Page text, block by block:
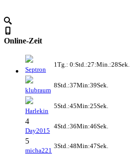
Online-Zeit
Septron
1Tg.: 0:Std.:27:Min.:28Sek.
klubraum
8Std.:37Min:39Sek.
Harlekin
5Std.:45Min:25Sek.
4
Day2015
4Std.:36Min:46Sek.
5
micha221
3Std.:48Min:47Sek.